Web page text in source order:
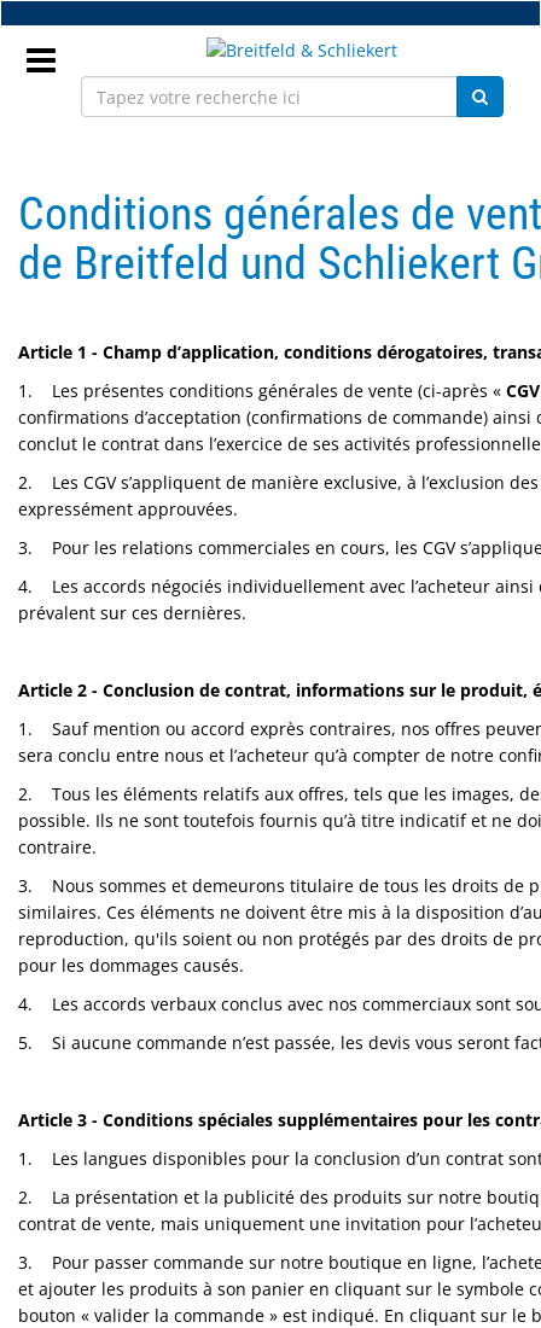
Accéder
au
contenu
FR
Pièces
détachées
monture
Atelier
Accessoires
Sport
&
Milo
Me
JustMILO
I
NEED
YOU
Instruments
Technologie
Solde
Conditions générales de
de Breitfeld und Schliekert
Article 1 - Champ d’application, conditions dérogatoires,
1. Les présentes conditions générales de vente (ci-après « CGV
confirmations d’acceptation (confirmations de commande)
conclut le contrat dans l’exercice de ses activités
2. Les CGV s’appliquent de manière exclusive, à l’exclusion
expressément approuvées.
3. Pour les relations commerciales en cours, les CGV
4. Les accords négociés individuellement avec l’acheteur
prévalent sur ces dernières.
Article 2 - Conclusion de contrat, informations sur le produit,
1. Sauf mention ou accord exprès contraires, nos offres
sera conclu entre nous et l’acheteur qu’à compter de notre
2. Tous les éléments relatifs aux offres, tels que les images,
possible. Ils ne sont toutefois fournis qu’à titre indicatif et ne
contraire.
3. Nous sommes et demeurons titulaire de tous les droits de
similaires. Ces éléments ne doivent être mis à la disposition
reproduction, qu'ils soient ou non protégés par des droits de
pour les dommages causés.
4. Les accords verbaux conclus avec nos commerciaux sont
5. Si aucune commande n’est passée, les devis vous seront
Article 3 - Conditions spéciales supplémentaires pour les
1. Les langues disponibles pour la conclusion d’un contrat
2. La présentation et la publicité des produits sur notre
contrat de vente, mais uniquement une invitation pour
3. Pour passer commande sur notre boutique en ligne,
et ajouter les produits à son panier en cliquant sur le symbole
bouton « valider la commande » est indiqué. En cliquant sur le